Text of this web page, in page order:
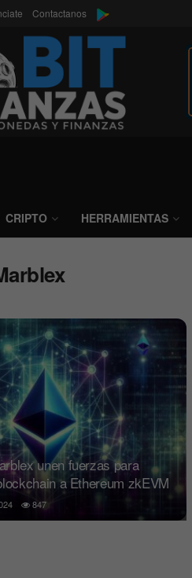
Contactanos
CRIPTO HERRAMIENTAS
unen fuerzas para
a Ethereum zkEVM
847